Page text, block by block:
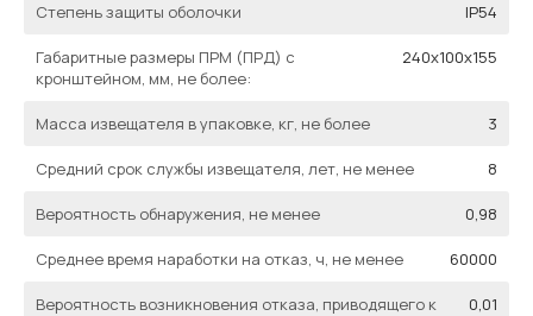
Степень защиты оболочки IP54
Габаритные размеры ПРМ (ПРД) с
кронштейном, мм, не более:
240х100х155
Масса извещателя в упаковке, кг, не более 3
Средний срок службы извещателя, лет, не менее 8
Вероятность обнаружения, не менее 0,98
Среднее время наработки на отказ, ч, не менее 60000
Вероятность возникновения отказа, приводящего к
0,01